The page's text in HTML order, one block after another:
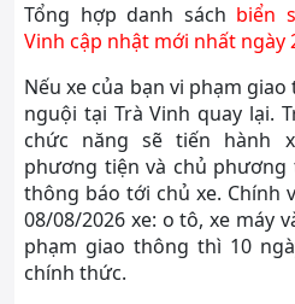
Tổng hợp danh sách biển
Vinh cập nhật mới nhất ngày
Nếu xe của bạn vi phạm
nguội tại Trà Vinh quay lại.
chức năng sẽ tiến hành
phương tiện và chủ
thông báo tới chủ xe. Chính
08/08/2026 xe: o tô, xe máy
phạm giao thông thì 10
chính thức.